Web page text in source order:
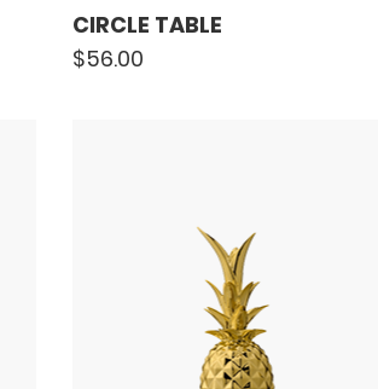
CIRCLE TABLE
$56.00